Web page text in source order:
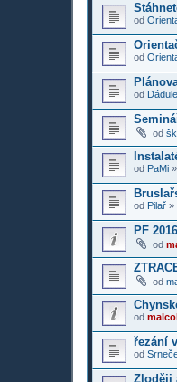
od
od
od Dádule
od
od PaMi »
od Pilař »
PF 2016
od
od
od
řezání
od
Zloději